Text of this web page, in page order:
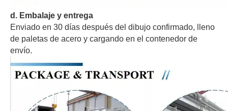
d . Embalaje y entrega
Enviado en 30 días después del dibujo confirmado, lleno
de paletas de acero y cargando en el contenedor de
envío.